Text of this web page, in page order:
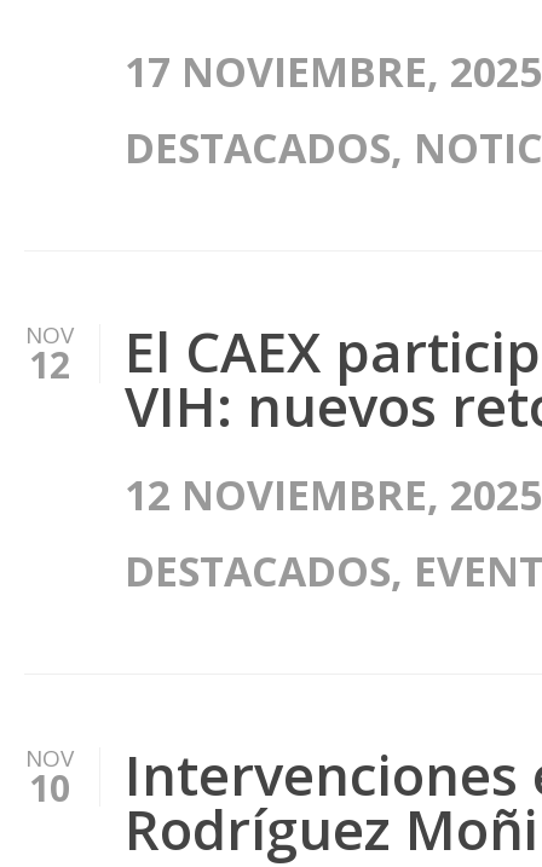
17 NOVIEMBRE, 2025
DESTACADOS,
NOV
12 El CAEX
VIH: nuevos
12 NOVIEMBRE, 2025
DESTACADOS,
NOV
10 Intervenciones
Rodríguez